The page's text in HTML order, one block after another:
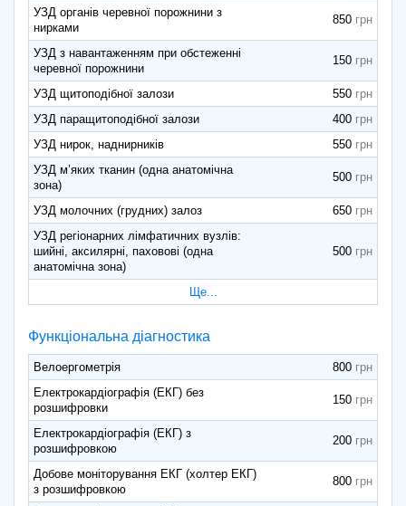
УЗД органів черевної порожнини з
нирками
850
УЗД з навантаженням при обстеженні
черевної порожнини
150
УЗД щитоподібної залози
550
УЗД паращитоподібної залози
400
УЗД нирок, наднирників
550
УЗД м’яких тканин (одна анатомічна
зона)
500
УЗД молочних (грудних) залоз
650
УЗД регіонарних лімфатичних вузлів:
шийні, аксилярні, паховові (одна
анатомічна зона)
500
Ще...
Функціональна діагностика
Велоергометрія
800
Електрокардіографія (ЕКГ) без
розшифровки
150
Електрокардіографія (ЕКГ) з
розшифровкою
200
Добове моніторування ЕКГ (холтер ЕКГ)
з розшифровкою
800